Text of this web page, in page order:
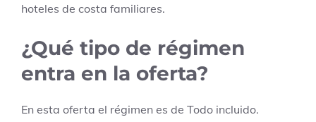
hoteles de costa familiares.
¿Qué tipo de régimen
entra en la oferta?
En esta oferta el régimen es de Todo incluido.